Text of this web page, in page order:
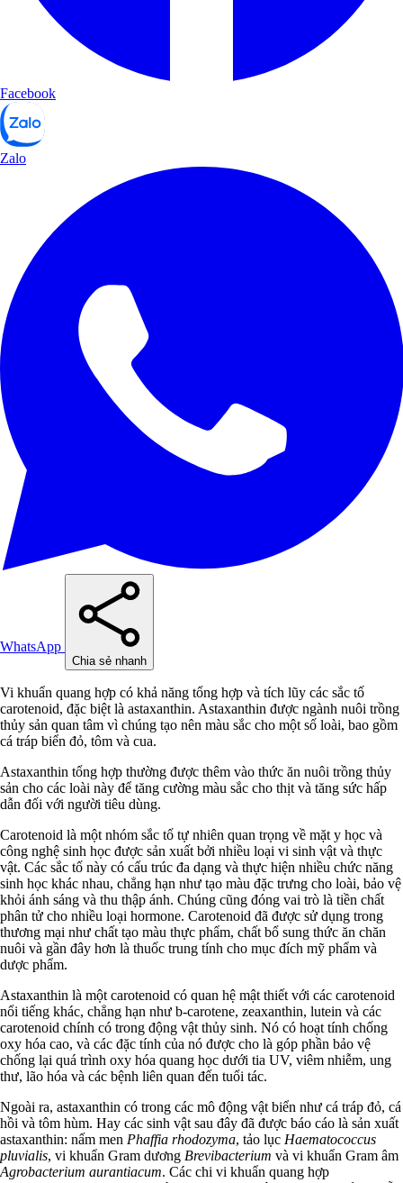
Facebook
Zalo
WhatsApp
Chia sẻ nhanh
Vi khuẩn quang hợp có khả năng tổng hợp và tích lũy các sắc tố
carotenoid, đặc biệt là astaxanthin. Astaxanthin được ngành nuôi trồng
thủy sản quan tâm vì chúng tạo nên màu sắc cho một số loài, bao gồm
cá tráp biển đỏ, tôm và cua.
Astaxanthin tổng hợp thường được thêm vào thức ăn nuôi trồng thủy
sản cho các loài này để tăng cường màu sắc cho thịt và tăng sức hấp
dẫn đối với người tiêu dùng.
Carotenoid là một nhóm sắc tố tự nhiên quan trọng về mặt y học và
công nghệ sinh học được sản xuất bởi nhiều loại vi sinh vật và thực
vật. Các sắc tố này có cấu trúc đa dạng và thực hiện nhiều chức năng
sinh học khác nhau, chẳng hạn như tạo màu đặc trưng cho loài, bảo vệ
khỏi ánh sáng và thu thập ánh. Chúng cũng đóng vai trò là tiền chất
phân tử cho nhiều loại hormone. Carotenoid đã được sử dụng trong
thương mại như chất tạo màu thực phẩm, chất bổ sung thức ăn chăn
nuôi và gần đây hơn là thuốc trung tính cho mục đích mỹ phẩm và
dược phẩm.
Astaxanthin là một carotenoid có quan hệ mật thiết với các carotenoid
nổi tiếng khác, chẳng hạn như b-carotene, zeaxanthin, lutein và các
carotenoid chính có trong động vật thủy sinh. Nó có hoạt tính chống
oxy hóa cao, và các đặc tính của nó được cho là góp phần bảo vệ
chống lại quá trình oxy hóa quang học dưới tia UV, viêm nhiễm, ung
thư, lão hóa và các bệnh liên quan đến tuổi tác.
Ngoài ra, astaxanthin có trong các mô động vật biển như cá tráp đỏ, cá
hồi và tôm hùm. Hay các sinh vật sau đây đã được báo cáo là sản xuất
astaxanthin: nấm men Phaffia rhodozyma, tảo lục Haematococcus
pluvialis, vi khuẩn Gram dương Brevibacterium và vi khuẩn Gram âm
Agrobacterium aurantiacum. Các chi vi khuẩn quang hợp